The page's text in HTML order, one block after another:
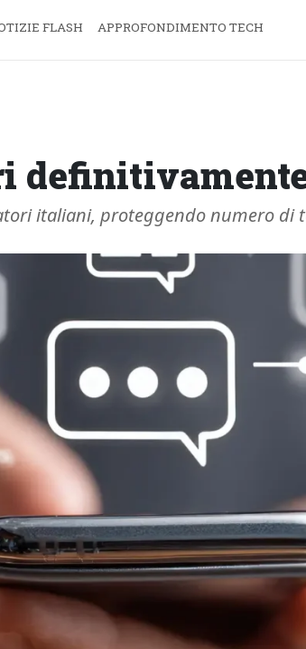
FLASH APPROFONDIMENTO TECH
italiani, proteggendo numero di